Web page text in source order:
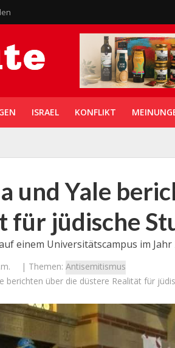
ISRAEL KONFLIKT
und Yale
für jüdische
einem Universitätscampus im Jahr
| Themen: Antisemitismus
berichten über die düstere Realität für